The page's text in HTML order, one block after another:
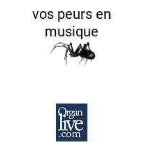
vos peurs en
musique